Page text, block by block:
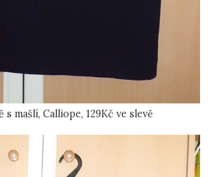
mašlí, Calliope, 129Kč ve slevě